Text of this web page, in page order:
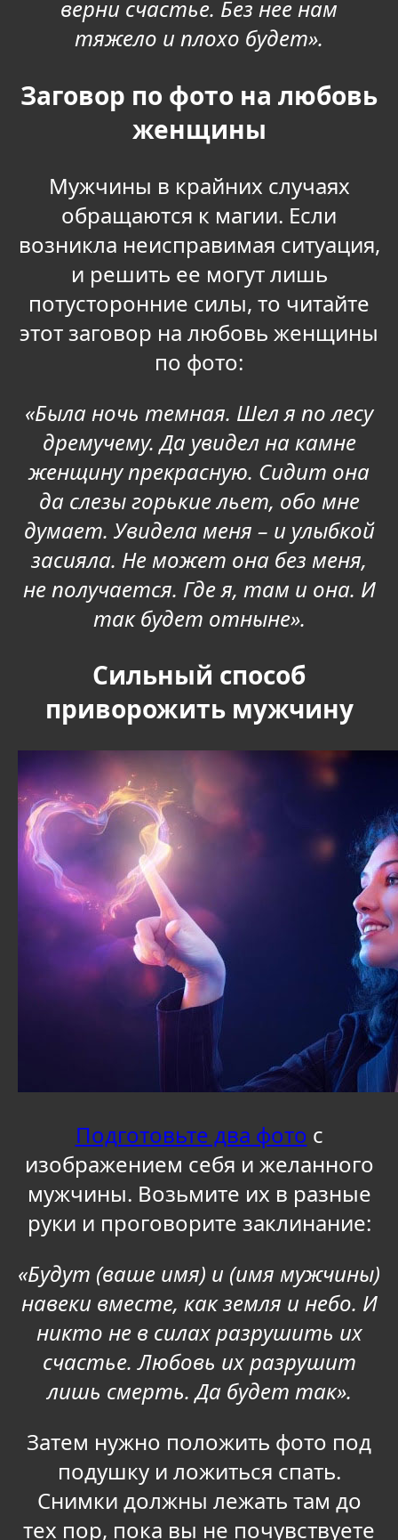
верни счастье. Без нее нам
тяжело и плохо будет».
Заговор по фото на любовь
женщины
Мужчины в крайних случаях
обращаются к магии. Если
возникла неисправимая ситуация,
и решить ее могут лишь
потусторонние силы, то читайте
этот заговор на любовь женщины
по фото:
«Была ночь темная. Шел я по лесу
дремучему. Да увидел на камне
женщину прекрасную. Сидит она
да слезы горькие льет, обо мне
думает. Увидела меня – и улыбкой
засияла. Не может она без меня,
не получается. Где я, там и она. И
так будет отныне».
Сильный способ
приворожить мужчину
Подготовьте два фото с
изображением себя и желанного
мужчины. Возьмите их в разные
руки и проговорите заклинание:
«Будут (ваше имя) и (имя мужчины)
навеки вместе, как земля и небо. И
никто не в силах разрушить их
счастье. Любовь их разрушит
лишь смерть. Да будет так».
Затем нужно положить фото под
подушку и ложиться спать.
Снимки должны лежать там до
тех пор, пока вы не почувствуете